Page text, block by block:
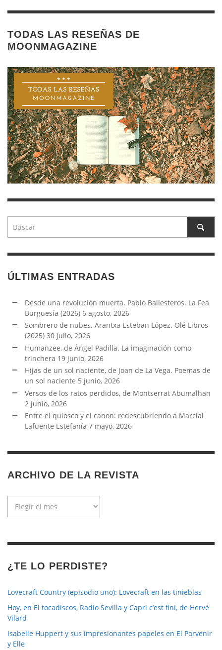
TODAS LAS RESEÑAS DE
MOONMAGAZINE
ÚLTIMAS ENTRADAS
Desde una revolución muerta. Pablo Ballesteros. La Fea
Burguesía (2026) 6 agosto, 2026
Sombrero de nubes. Arantxa Esteban López. Olé Libros
(2025) 30 julio, 2026
Humanzee, de Ángel Padilla. La imaginación como
trinchera 19 junio, 2026
Hijas de un sol naciente, de Joan de La Vega. Poemas de
un sol naciente 5 junio, 2026
Versos de los ratos perdidos, de Montserrat Abumalhan
2 junio, 2026
Entre el quiosco y el canon: redescubriendo a Marcial
Lafuente Estefanía 7 mayo, 2026
ARCHIVO DE LA REVISTA
¿TE LO PERDISTE?
Lovecraft Country (episodio uno): Lovecraft en las tinieblas
Hoy, en El tocadiscos, Radio Sevilla y Capri c’est fini, de Hervé
Vilard
Isabelle Huppert y sus impresionantes papeles en El Porvenir
y Elle